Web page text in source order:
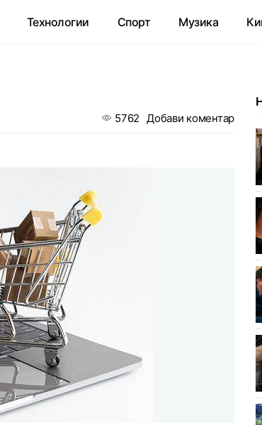
Технологии Спорт Музика
5762 Добави коментар